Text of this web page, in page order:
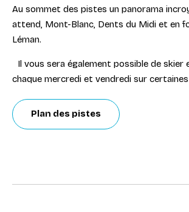
Au sommet des pistes un panorama
attend, Mont-Blanc, Dents du Midi et en
Léman.
Il vous sera également possible de skier
chaque mercredi et vendredi sur
Plan des pistes